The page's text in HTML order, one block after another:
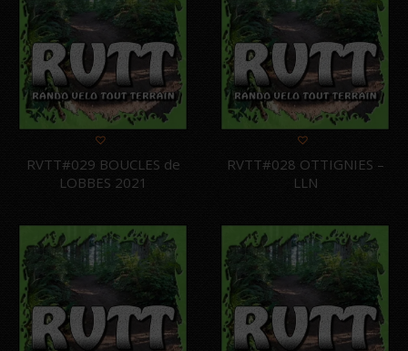
RVTT#029 BOUCLES de
LOBBES 2021
RVTT#028 OTTIGNIES –
LLN